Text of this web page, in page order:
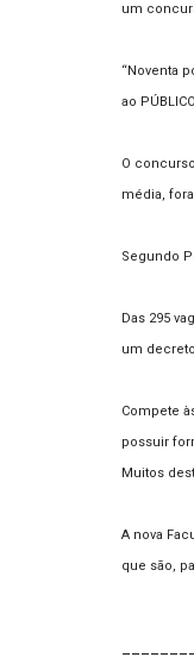
um
“Noventa
ao
O
média,
Segundo
Das 295
um
Compete
possuir
Muitos
A nova
que são,